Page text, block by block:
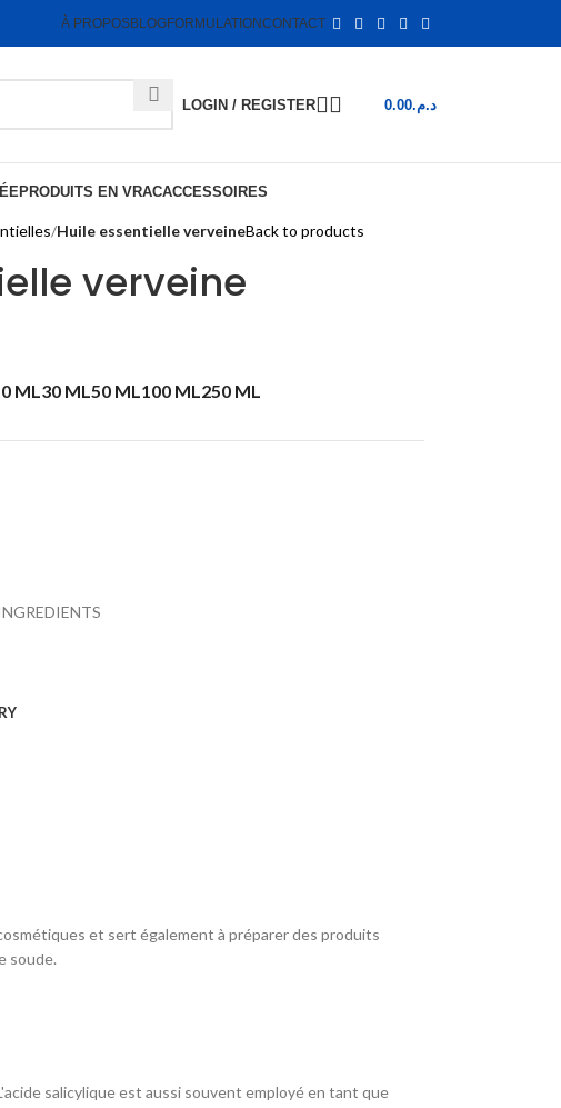
À PROPOSBLOGFORMULATIONCONTACT
LOGIN / REGISTER د.م.0.00
PRODUITS EN VRACACCESSOIRES
Huile essentielle verveineBack to products
verveine
ML30 ML50 ML100 ML250 ML
et sert également à préparer des produits
soude.
salicylique est aussi souvent employé en tant que